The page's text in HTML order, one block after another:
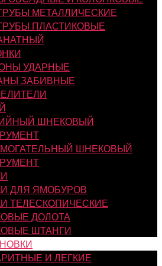
МЕТАЛЛИЧЕСКИЕ
ПЛАСТИКОВЫЕ
УДАРНЫЕ
ЗАБИВНЫЕ
ШНЕКОВЫЙ
ШНЕКОВЫЙ
ДЛЯ ЯМОБУРОВ
ТЕЛЕСКОПИЧЕСКИЕ
ДОЛОТА
ШТАНГИ
И ЛЕГКИЕ